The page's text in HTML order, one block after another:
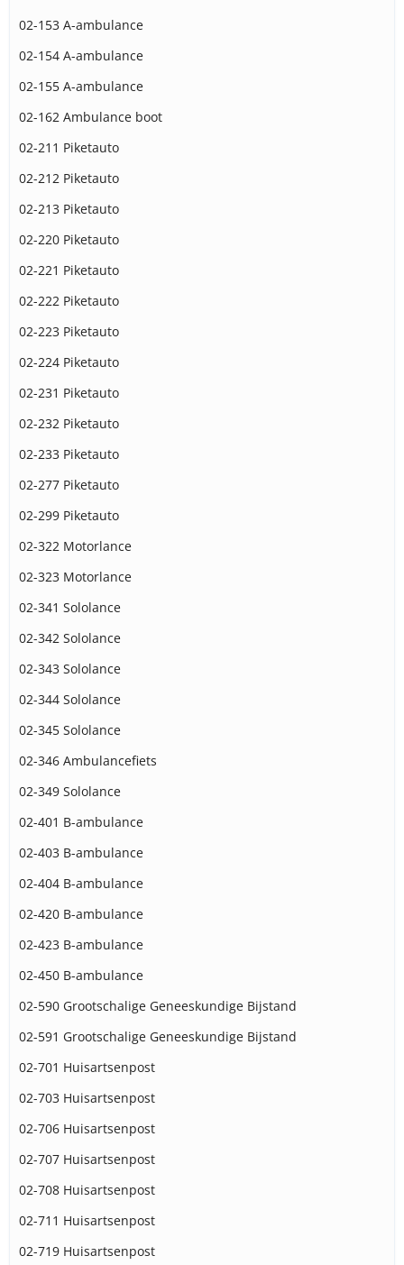
02-153 A-ambulance
02-154 A-ambulance
02-155 A-ambulance
02-162 Ambulance boot
02-211 Piketauto
02-212 Piketauto
02-213 Piketauto
02-220 Piketauto
02-221 Piketauto
02-222 Piketauto
02-223 Piketauto
02-224 Piketauto
02-231 Piketauto
02-232 Piketauto
02-233 Piketauto
02-277 Piketauto
02-299 Piketauto
02-322 Motorlance
02-323 Motorlance
02-341 Sololance
02-342 Sololance
02-343 Sololance
02-344 Sololance
02-345 Sololance
02-346 Ambulancefiets
02-349 Sololance
02-401 B-ambulance
02-403 B-ambulance
02-404 B-ambulance
02-420 B-ambulance
02-423 B-ambulance
02-450 B-ambulance
02-590 Grootschalige Geneeskundige Bijstand
02-591 Grootschalige Geneeskundige Bijstand
02-701 Huisartsenpost
02-703 Huisartsenpost
02-706 Huisartsenpost
02-707 Huisartsenpost
02-708 Huisartsenpost
02-711 Huisartsenpost
02-719 Huisartsenpost